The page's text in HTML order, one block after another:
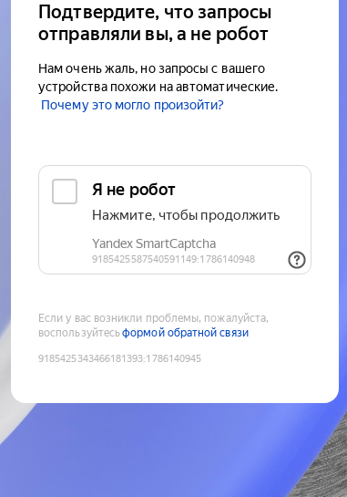
Подтвердите, что запросы
отправляли вы, а не робот
Нам очень жаль, но запросы с вашего
устройства похожи на автоматические.
Почему это могло произойти?
Если у вас возникли проблемы, пожалуйста,
воспользуйтесьформой обратной связи
9185425343466181393:1786140945